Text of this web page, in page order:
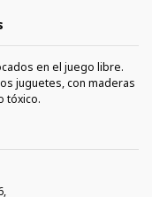
en el juego libre.
juguetes, con maderas
tóxico.